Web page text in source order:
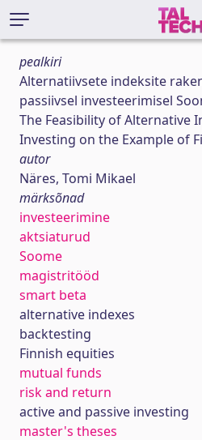
pealkiri
Alternatiivsete indeksite
passiivsel investeerimisel
The Feasibility of Alternative
Investing on the Example of
autor
Näres, Tomi Mikael
märksõnad
investeerimine
aktsiaturud
Soome
magistritööd
smart beta
alternative indexes
backtesting
Finnish equities
mutual funds
risk and return
active and passive investing
master's theses